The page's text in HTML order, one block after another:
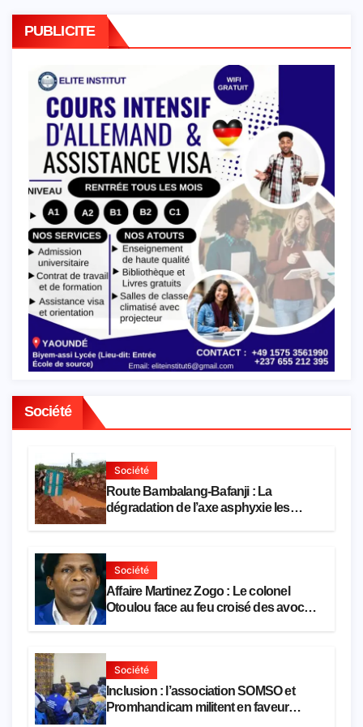
PUBLICITE
Société
Société
Route Bambalang-Bafanji : La
dégradation de l’axe asphyxie les
Société
Affaire Martinez Zogo : Le colonel
Otoulou face au feu croisé des avocats
Société
Inclusion : l’association SOMSO et
Promhandicam militent en faveur